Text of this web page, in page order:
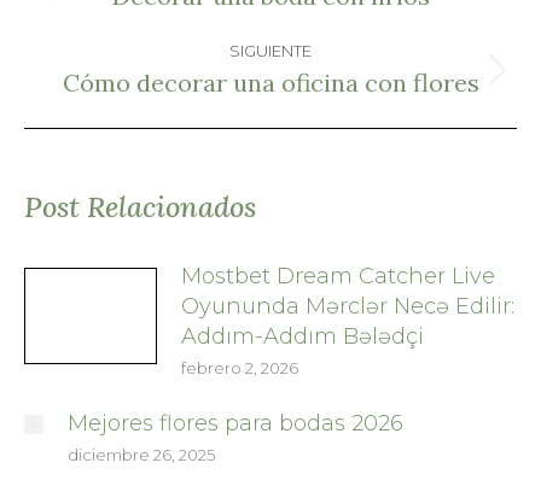
entre
publicaciones
SIGUIENTE
Publicación
Cómo decorar una oficina con flores
Post Relacionados
Mostbet Dream Catcher Live
Oyununda Mərclər Necə Edilir:
Addım-Addım Bələdçi
febrero 2, 2026
Mejores flores para bodas 2026
diciembre 26, 2025